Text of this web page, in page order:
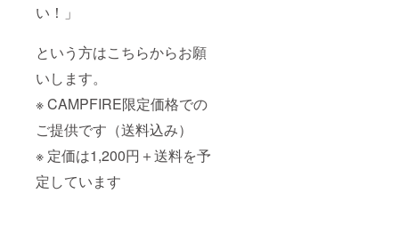
い！」
という方はこちらからお願
いします。
※ CAMPFIRE限定価格での
ご提供です（送料込み）
※ 定価は1,200円＋送料を予
定しています